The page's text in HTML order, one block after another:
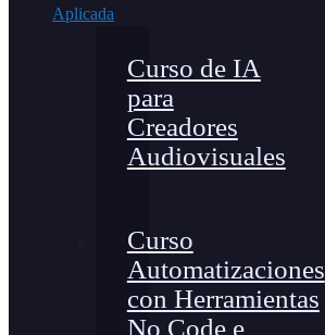
Aplicada
Curso de IA
para
Creadores
Audiovisuales
Curso
Automatizaciones
con Herramientas
No Code e